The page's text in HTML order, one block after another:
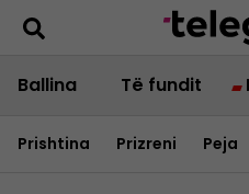
Ballina Të fundit
Prishtina Prizreni Peja